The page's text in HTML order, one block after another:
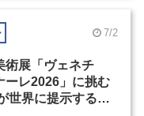
7/2
術展「ヴェネチ
ーレ2026」に挑む
世界に提示する美